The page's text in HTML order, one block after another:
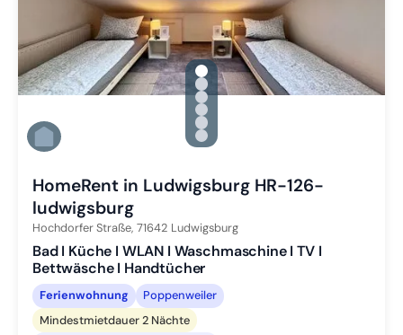
gallery.slide_selector
Zu Slide 1 wechseln
Zu Slide 2 wechseln
Zu Slide 3 wechseln
Zu Slide 4 wechseln
Zu Slide 5 wechseln
Zu Slide 6 wechseln
HomeRent in Ludwigsburg HR-126-
ludwigsburg
Hochdorfer Straße, 71642 Ludwigsburg
Bad I Küche I WLAN I Waschmaschine I TV I
Bettwäsche I Handtücher
Ferienwohnung
Poppenweiler
Mindestmietdauer 2 Nächte